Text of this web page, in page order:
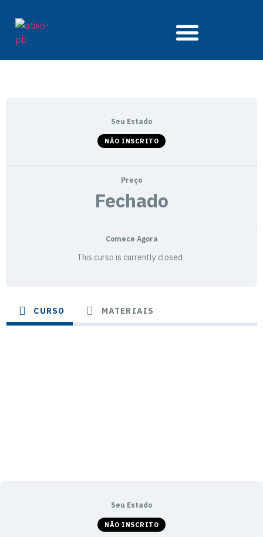
Seu Estado
NÃO INSCRITO
Preço
Fechado
Comece Agora
This curso is currently closed
CURSO MATERIAIS
Seu Estado
NÃO INSCRITO